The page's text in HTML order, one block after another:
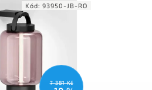
7 381 Kč
Kód:93950-JB-RO